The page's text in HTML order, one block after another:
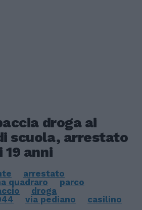
droga ai
scuola, arrestato
anni
arrestato
quadraro
parco
droga
via pediano casilino